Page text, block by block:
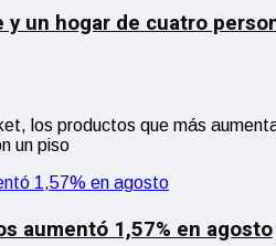
y un hogar de cuatro
los productos que más
un piso
aumentó 1,57% en agosto